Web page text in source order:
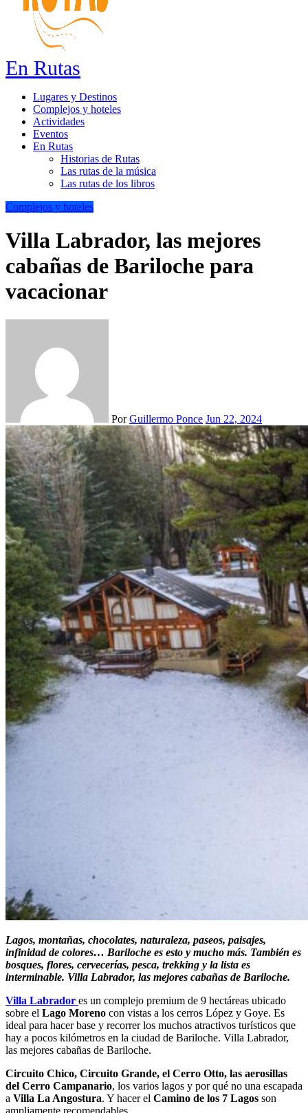
En Rutas
Lugares y Destinos
Complejos y hoteles
Actividades
Eventos
En Rutas
Historias de Rutas
Las rutas de la música
Las rutas de los libros
Complejos y hoteles
Villa Labrador, las mejores
cabañas de Bariloche para
vacacionar
PorGuillermo Ponce Jun 22, 2024
Lagos, montañas, chocolates, naturaleza, paseos, paisajes,
infinidad de colores… Bariloche es esto y mucho más. También es
bosques, flores, cervecerías, pesca, trekking y la lista es
interminable. Villa Labrador, las mejores cabañas de Bariloche.
Villa Labrador es un complejo premium de 9 hectáreas ubicado
sobre el Lago Moreno con vistas a los cerros López y Goye. Es
ideal para hacer base y recorrer los muchos atractivos turísticos que
hay a pocos kilómetros en la ciudad de Bariloche. Villa Labrador,
las mejores cabañas de Bariloche.
Circuito Chico, Circuito Grande, el Cerro Otto, las aerosillas
del Cerro Campanario, los varios lagos y por qué no una escapada
a Villa La Angostura. Y hacer el Camino de los 7 Lagos son
ampliamente recomendables.